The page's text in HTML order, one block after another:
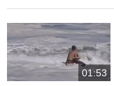
01:53